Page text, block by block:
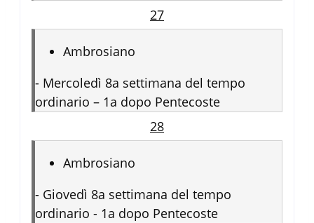
27
Ambrosiano
- Mercoledì 8a settimana del tempo
ordinario – 1a dopo Pentecoste
28
Ambrosiano
- Giovedì 8a settimana del tempo
ordinario - 1a dopo Pentecoste